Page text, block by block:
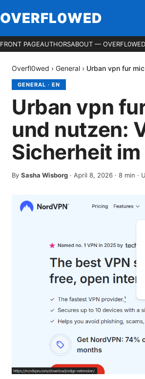
OVERFL0WED
FRONT PAGEAUTHORSABOUT — OVERFL0WED
Overfl0wed › General › Urban vpn fur
GENERAL · EN
Urban vpn
und nutzen:
Sicherheit
By Sasha Wisborg · April 8, 2026 · 8 min ·